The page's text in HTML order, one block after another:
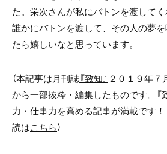
た。栄次さんが私にバトンを渡して
誰かにバトンを渡して、その人の夢
たら嬉しいなと思っています。
（本記事は月刊誌『致知』 ２０１９年７
から一部抜粋・編集したものです。『
力・仕事力を高める記事が満載です！
読はこちら）